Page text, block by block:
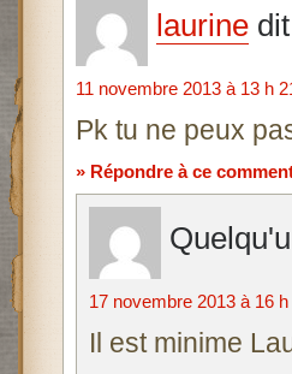
laurine
11 novembre 2013 à 13 h
Pk tu ne peux
» Répondre à ce
17 novembre 2013 à 16
Il est minime